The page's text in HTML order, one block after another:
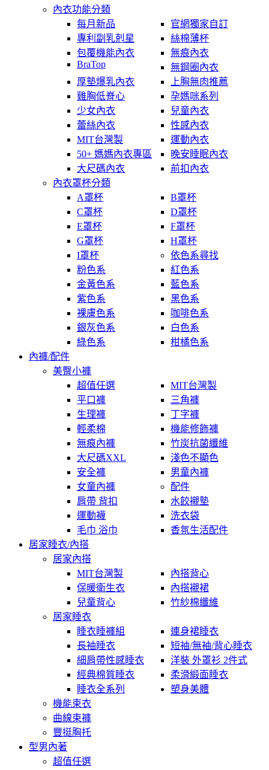
內衣功能分類
每月新品
官網獨家自訂
專利副乳剋星
絲棉薄杯
包覆機能內衣
無痕內衣
BraTop
無鋼圈內衣
厚墊爆乳內衣
上胸無肉推薦
雞胸低脊心
孕媽咪系列
少女內衣
兒童內衣
蕾絲內衣
性感內衣
MIT台灣製
運動內衣
50+ 媽媽內衣專區
晚安睡眠內衣
大尺碼內衣
前扣內衣
內衣罩杯分類
A罩杯
B罩杯
C罩杯
D罩杯
E罩杯
F罩杯
G罩杯
H罩杯
I罩杯
依色系尋找
粉色系
紅色系
金黃色系
藍色系
紫色系
黑色系
裸膚色系
咖啡色系
銀灰色系
白色系
綠色系
柑橘色系
內褲/配件
美臀小褲
超值任選
MIT台灣製
平口褲
三角褲
生理褲
丁字褲
輕柔棉
機能修飾褲
無痕內褲
竹炭抗菌纖維
大尺碼XXL
淺色不顯色
安全褲
男童內褲
女童內褲
配件
肩帶 背扣
水餃襯墊
運動襪
洗衣袋
毛巾 浴巾
香氛生活配件
居家睡衣/內搭
居家內搭
MIT台灣製
內搭背心
保暖衛生衣
內搭襯裙
兒童背心
竹紗棉纖維
居家睡衣
睡衣睡褲組
連身裙睡衣
長袖睡衣
短袖/無袖/背心睡衣
細肩帶性感睡衣
洋裝 外罩衫 2件式
經典棉質睡衣
柔滑緞面睡衣
睡衣全系列
塑身美體
機能束衣
曲線束褲
豐挺胸托
型男內著
超值任選